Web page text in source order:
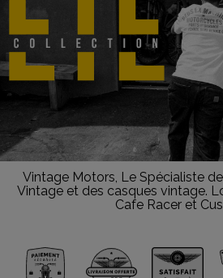
Vintage Motors, Le Spécialiste
Vintage et des casques vintage.
Cafe Racer et